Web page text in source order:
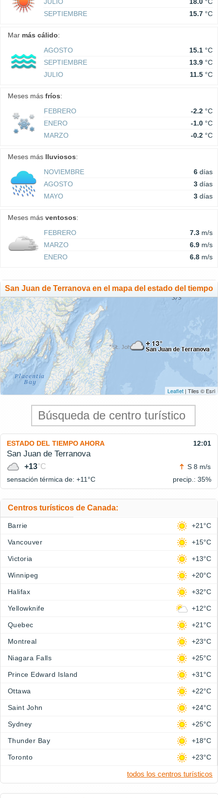
SEPTIEMBRE
15.7 °C
Mar más cálido:
AGOSTO
15.1 °C
SEPTIEMBRE
13.9 °C
JULIO
11.5 °C
Meses más fríos:
FEBRERO
-2.2 °C
ENERO
-1.0 °C
MARZO
-0.2 °C
Meses más lluviosos:
NOVIEMBRE
6 días
AGOSTO
3 días
MAYO
3 días
Meses más ventosos:
FEBRERO
7.3 m/s
MARZO
6.9 m/s
ENERO
6.8 m/s
San Juan de Terranova en el mapa del estado del tiempo
Leaflet | Tiles © Esri
ESTADO DEL TIEMPO AHORA 12:01
San Juan de Terranova
+13°C
S 8 m/s
sensación térmica de: +11°C precip.: 35%
Centros turísticos de Canada:
Barrie +21°C
Vancouver +15°C
Victoria +13°C
Winnipeg +20°C
Halifax +32°C
Yellowknife +12°C
Quebec +21°C
Montreal +23°C
Niagara Falls +25°C
Prince Edward Island +31°C
Ottawa +22°C
Saint John +24°C
Sydney +25°C
Thunder Bay +18°C
Toronto +23°C
todos los centros turísticos